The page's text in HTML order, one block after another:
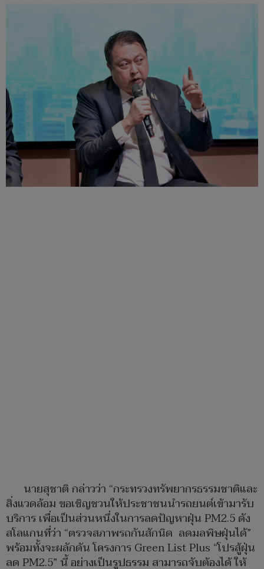
นายสุชาติ กล่าวว่า “กระทรวงทรัพยากรธรรมชาติและ
สิ่งแวดล้อม ขอเชิญชวนให้ประชาชนนำรถยนต์เข้ามารับ
บริการ เพื่อเป็นส่วนหนึ่งในการลดปัญหาฝุ่น PM2.5 ดัง
สโลแกนที่ว่า “ตรวจสภาพรถกันสักนิด ลดมลพิษฝุ่นได้”
พร้อมทั้งจะผลักดัน โครงการ Green List Plus “โปรสู้ฝุ่น
ลด PM2.5” นี้ อย่างเป็นรูปธรรม สามารถจับต้องได้ ให้